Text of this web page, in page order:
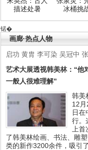
描述处暑
冰桶挑
锘�
画廊·热点人物
启功 黄胄 李可染 吴冠中
艺术大展透视韩美林：“他
一般人很难理解”
韩美
12
日在
行。
上
了韩美林绘画、书法、雕
类的新作3200余件，吸引